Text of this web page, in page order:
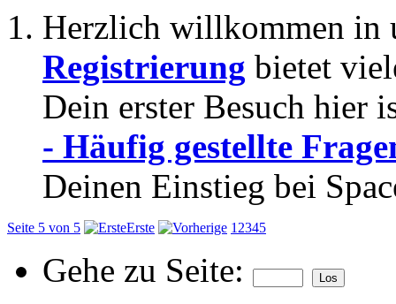
Herzlich willkommen in
Registrierung bietet
Dein erster Besuch hier
- Häufig gestellte
Deinen Einstieg bei
Seite 5 von 5 Erste 1 2345
Gehe zu Seite: